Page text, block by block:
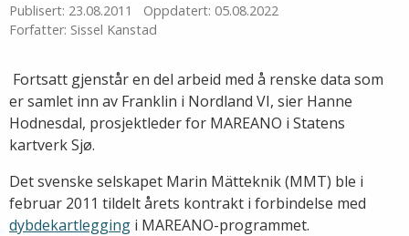
Publisert: 23.08.2011
Oppdatert: 05.08.2022
Forfatter: Sissel Kanstad
 Fortsatt gjenstår en del arbeid med å renske data som
er samlet inn av Franklin i Nordland VI, sier Hanne
Hodnesdal, prosjektleder for MAREANO i Statens
kartverk Sjø.
Det svenske selskapet Marin Mätteknik (MMT) ble i
februar 2011 tildelt årets kontrakt i forbindelse med
dybdekartlegging i MAREANO-programmet.